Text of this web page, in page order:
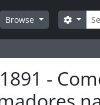
Browse
-
[Part] CÂMARA
[Part] ASSEMBLEIA